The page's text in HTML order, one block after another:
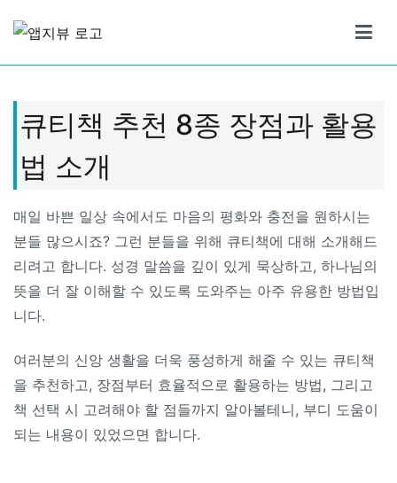
content
큐티책 추천 8종 장점과 활용
법 소개
매일 바쁜 일상 속에서도 마음의 평화와 충전을 원하시는
분들 많으시죠? 그런 분들을 위해 큐티책에 대해 소개해드
리려고 합니다. 성경 말씀을 깊이 있게 묵상하고, 하나님의
뜻을 더 잘 이해할 수 있도록 도와주는 아주 유용한 방법입
니다.
여러분의 신앙 생활을 더욱 풍성하게 해줄 수 있는 큐티책
을 추천하고, 장점부터 효율적으로 활용하는 방법, 그리고
책 선택 시 고려해야 할 점들까지 알아볼테니, 부디 도움이
되는 내용이 있었으면 합니다.